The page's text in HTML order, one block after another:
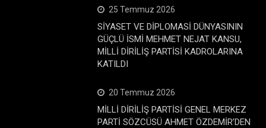
25 Temmuz 2026
SİYASET VE DİPLOMASİ DÜNYASININ
GÜÇLÜ İSMİ MEHMET NEJAT KANSU,
MİLLİ DİRİLİŞ PARTİSİ KADROLARINA
KATILDI
20 Temmuz 2026
MİLLİ DİRİLİŞ PARTİSİ GENEL MERKEZ
PARTİ SÖZCÜSÜ AHMET ÖZDEMİR’DEN